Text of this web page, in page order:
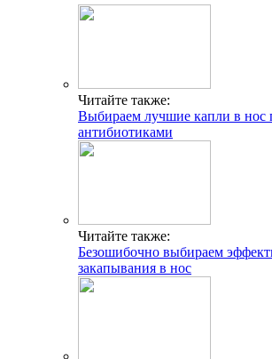
Читайте также:
Выбираем лучшие капли в нос
антибиотиками
Читайте также:
Безошибочно выбираем
закапывания в нос